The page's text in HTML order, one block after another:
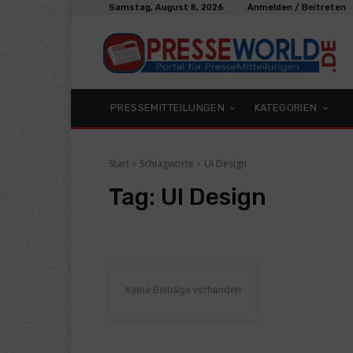
Samstag, August 8, 2026 Anmelden / Beitreten
PRESSEMITTEILUNGEN KATEGORIEN
Start Schlagworte UI Design
Tag: UI Design
Keine Beiträge vorhanden